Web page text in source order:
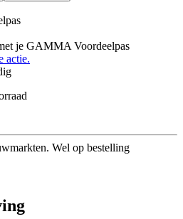
je GAMMA Voordeelpas
actie.
Wel op bestelling